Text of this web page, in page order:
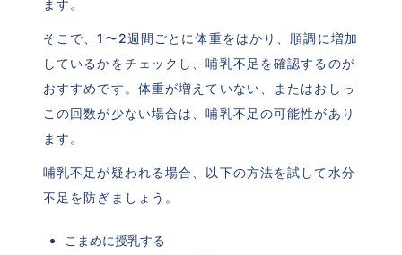
ます。
そこで、1〜2週間ごとに体重をはかり、順調に増加
しているかをチェックし、哺乳不足を確認するのが
おすすめです。体重が増えていない、またはおしっ
この回数が少ない場合は、哺乳不足の可能性があり
ます。
哺乳不足が疑われる場合、以下の方法を試して水分
不足を防ぎましょう。
こまめに授乳する